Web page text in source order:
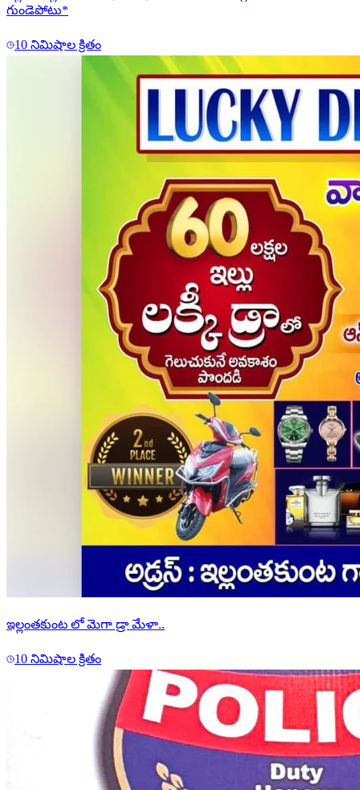
గుండెపోటు*
10 నిమిషాల క్రితం
ఇల్లంతకుంట లో మెగా డ్రా మేళా..
10 నిమిషాల క్రితం